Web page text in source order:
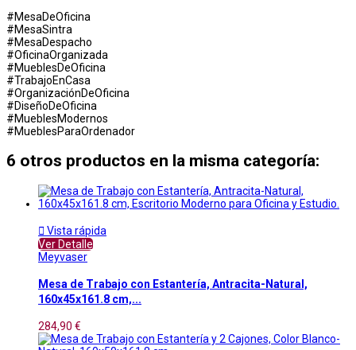
#MesaDeOficina
#MesaSintra
#MesaDespacho
#OficinaOrganizada
#MueblesDeOficina
#TrabajoEnCasa
#OrganizaciónDeOficina
#DiseñoDeOficina
#MueblesModernos
#MueblesParaOrdenador
6 otros productos en la misma categoría:
 Vista rápida
Ver Detalle
Meyvaser
Mesa de Trabajo con Estantería, Antracita-Natural,
160x45x161.8 cm,...
284,90 €